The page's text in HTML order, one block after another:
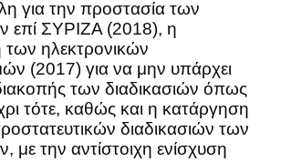
για την προστασία των
επί ΣΥΡΙΖΑ (2018), η
ηλεκτρονικών
(2017) για να μην υπάρχει
των διαδικασιών όπως
τότε, καθώς και η κατάργηση
διαδικασιών των
με την αντίστοιχη ενίσχυση